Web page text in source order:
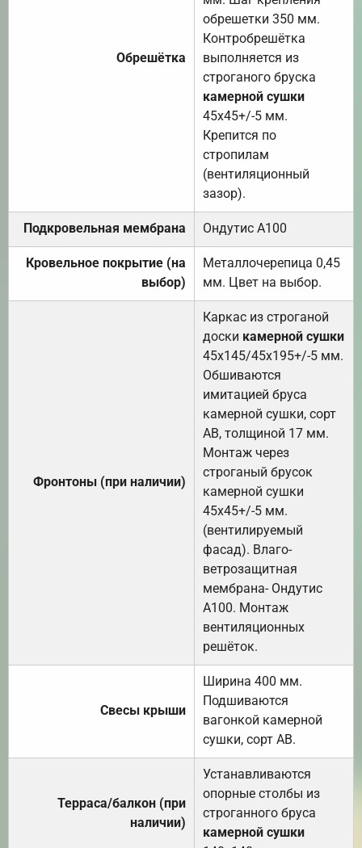
Обрешётка
обрешетки 350 мм.
Контробрешётка
выполняется из
строганого бруска
камерной сушки
45х45+/-5 мм.
Крепится по
стропилам
(вентиляционный
зазор).
Подкровельная мембрана Ондутис А100
Кровельное покрытие (на
выбор)
Металлочерепица 0,45
мм. Цвет на выбор.
Фронтоны (при наличии)
Каркас из строганой
доски камерной сушки
45х145/45х195+/-5 мм.
Обшиваются
имитацией бруса
камерной сушки, сорт
АВ, толщиной 17 мм.
Монтаж через
строганый брусок
камерной сушки
45х45+/-5 мм.
(вентилируемый
фасад). Влаго-
ветрозащитная
мембрана- Ондутис
А100. Монтаж
вентиляционных
решёток.
Свесы крыши
Ширина 400 мм.
Подшиваются
вагонкой камерной
сушки, сорт АВ.
Терраса/балкон (при
наличии)
Устанавливаются
опорные столбы из
строганного бруса
камерной сушки